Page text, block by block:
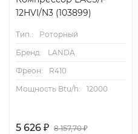
12HVI/N3 (103899)
Тип.:
Роторный
Бренд:
LANDA
Фреон:
R410
Мощность Btu/h:
12000
5 626 ₽ 8 157,70₽